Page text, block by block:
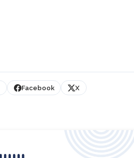
Facebook X